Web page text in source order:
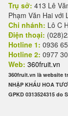
Trụ sở: 413 Lê
Phạm Văn Hai với
Chi nhánh: Lô C
Điện thoại:
Hotline 1: 0936
Hotline 2: 0977
Web: 360fruit.vn
360fruit.vn là website
NHẬP KHẨU HOA
GPKD 0313524315 do